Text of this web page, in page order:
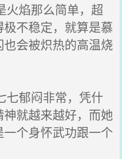
焰那么简单，超
不稳定，就算是慕
会被炽热的高温烧
郁闷非常，凭什
就越来越好，而她
个身怀武功跟一个